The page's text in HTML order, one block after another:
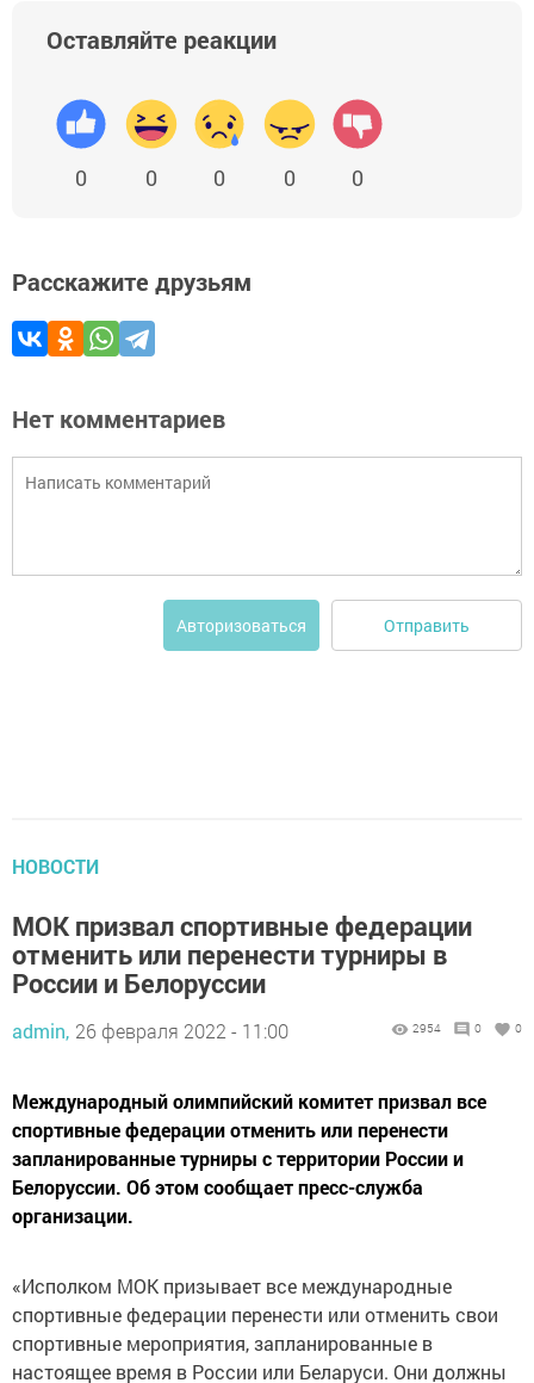
Оставляйте реакции
0 0 0 0 0
Расскажите друзьям
Нет комментариев
Авторизоваться Отправить
НОВОСТИ
МОК призвал спортивные федерации
отменить или перенести турниры в
России и Белоруссии
admin, 26 февраля 2022 - 11:00 2954 0 0
Международный олимпийский комитет призвал все
спортивные федерации отменить или перенести
запланированные турниры с территории России и
Белоруссии. Об этом сообщает пресс-служба
организации.
«Исполком МОК призывает все международные
спортивные федерации перенести или отменить свои
спортивные мероприятия, запланированные в
настоящее время в России или Беларуси. Они должны